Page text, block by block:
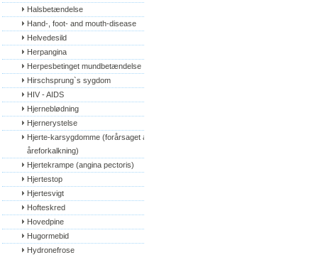
Halsbetændelse
Hand-, foot- and mouth-disease
Helvedesild
Herpangina
Herpesbetinget mundbetændelse
Hirschsprung`s sygdom
HIV - AIDS
Hjerneblødning
Hjernerystelse
Hjerte-karsygdomme (forårsaget af
åreforkalkning)
Hjertekrampe (angina pectoris)
Hjertestop
Hjertesvigt
Hofteskred
Hovedpine
Hugormebid
Hydronefrose